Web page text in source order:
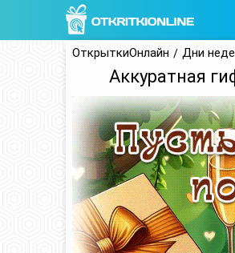
ОткрыткиОнлайн Дни
Аккуратная